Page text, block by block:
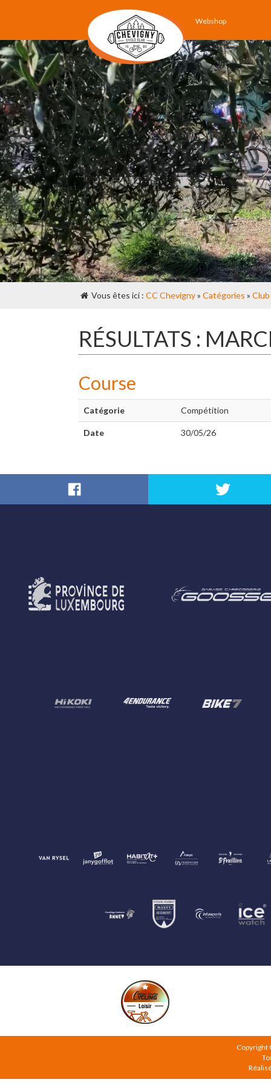
Webshop
Vous êtes ici : CC Chevigny» Catégories » Club
RÉSULTATS :
Course
Catégorie Compétition
Date 30/05/26